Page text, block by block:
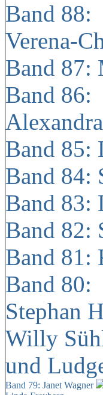
Band 88:
Verena-
Band 87:
Band 86:
Band 85:
Band 84:
Band 83:
Band 82:
Band 81:
Band 80:
Stephan
Willy
und
Band 79: Janet Wagner